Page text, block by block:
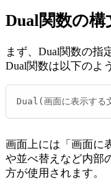
Dual関数の構
まず、Dual関数の指
Dual関数は以下のよ
Dual(画面に表示する
画面上には「画面に
や並べ替えなど内部
方が使用されます。